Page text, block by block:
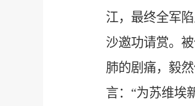
江，最终全军
沙邀功请赏。
肺的剧痛，毅
言：“为苏维埃